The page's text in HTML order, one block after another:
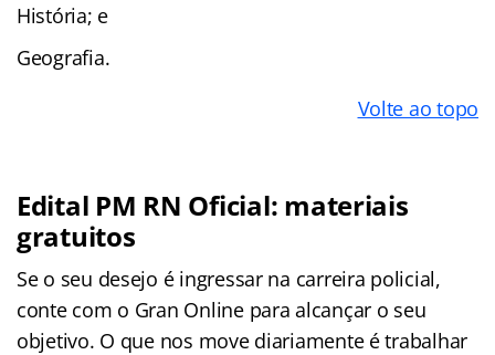
História; e
Geografia.
Volte ao topo
Edital PM RN Oficial: materiais
gratuitos
Se o seu desejo é ingressar na carreira policial,
conte com o Gran Online para alcançar o seu
objetivo. O que nos move diariamente é trabalhar